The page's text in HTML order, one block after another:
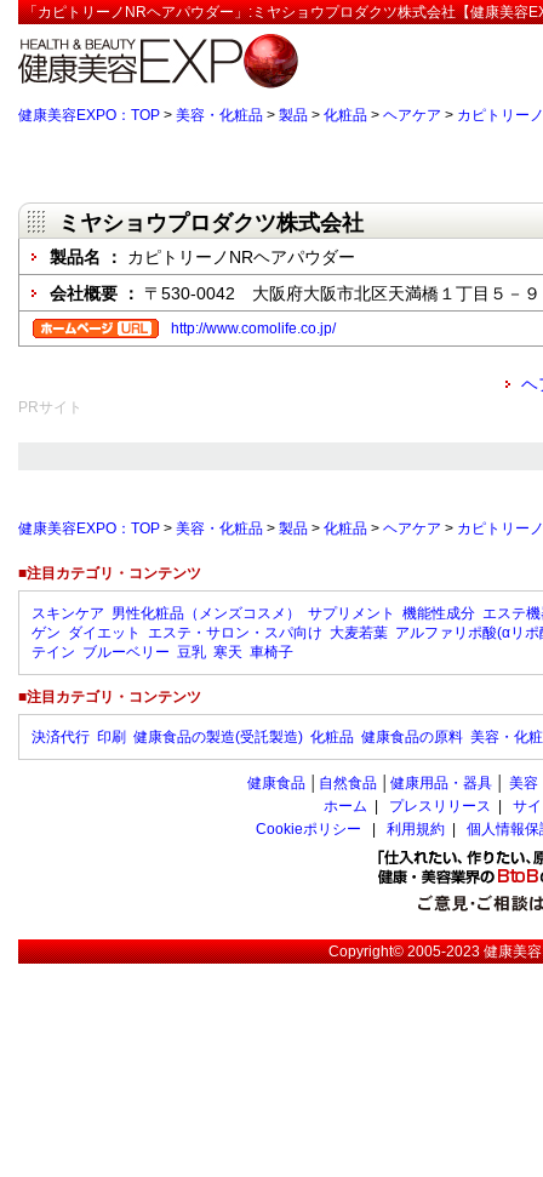
「カピトリーノNRヘアパウダー」:ミヤショウプロダクツ株式会社【健康美容
健康美容EXPO：TOP > 美容・化粧品 > 製品 > 化粧品 > ヘアケア > カピトリー
ミヤショウプロダクツ株式会社
製品名 ： カピトリーノNRヘアパウダー
会社概要 ： 〒530-0042 大阪府大阪市北区天満橋１丁目５－９
http://www.comolife.co.jp/
ヘ
PRサイト
健康美容EXPO：TOP > 美容・化粧品 > 製品 > 化粧品 > ヘアケア > カピトリー
■注目カテゴリ・コンテンツ
スキンケア 男性化粧品（メンズコスメ） サプリメント 機能性成分 エステ
ゲン ダイエット エステ・サロン・スパ向け 大麦若葉 アルファリポ酸(αリポ
テイン ブルーベリー 豆乳 寒天 車椅子
■注目カテゴリ・コンテンツ
決済代行 印刷 健康食品の製造(受託製造) 化粧品 健康食品の原料 美容・化
健康食品 自然食品 健康用品・器具 美容
ホーム
プレスリリース
サ
Cookieポリシー
利用規約 個人情報
Copyright© 2005-2023健康美